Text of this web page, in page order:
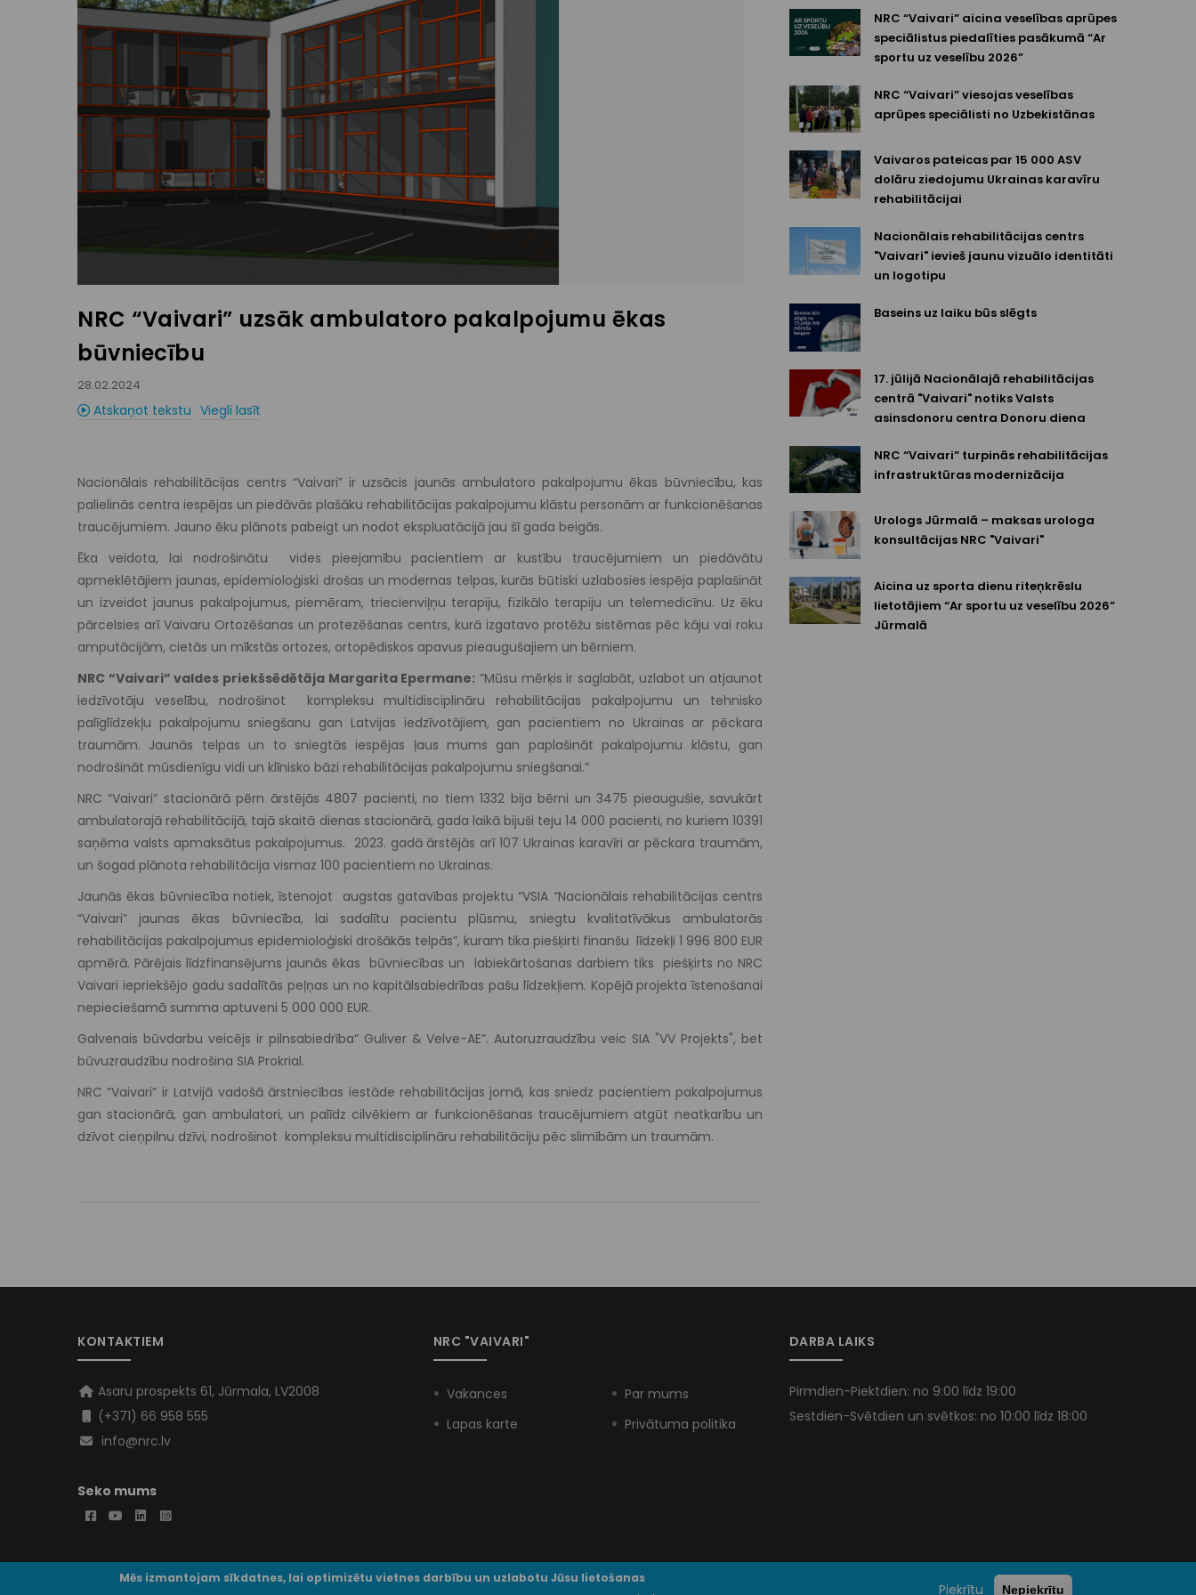
NRC “Vaivari” uzsāk ambulatoro pakalpojumu ēkas
būvniecību
28.02.2024
Atskaņot tekstu Viegli lasīt
Nacionālais rehabilitācijas centrs “Vaivari” ir uzsācis jaunās ambulatoro pakalpojumu ēkas būvniecību, kas
palielinās centra iespējas un piedāvās plašāku rehabilitācijas pakalpojumu klāstu personām ar funkcionēšanas
traucējumiem. Jauno ēku plānots pabeigt un nodot ekspluatācijā jau šī gada beigās.
Ēka veidota, lai nodrošinātu vides pieejamību pacientiem ar kustību traucējumiem un piedāvātu
apmeklētājiem jaunas, epidemioloģiski drošas un modernas telpas, kurās būtiski uzlabosies iespēja paplašināt
un izveidot jaunus pakalpojumus, piemēram, triecienviļņu terapiju, fizikālo terapiju un telemedicīnu. Uz ēku
pārcelsies arī Vaivaru Ortozēšanas un protezēšanas centrs, kurā izgatavo protēžu sistēmas pēc kāju vai roku
amputācijām, cietās un mīkstās ortozes, ortopēdiskos apavus pieaugušajiem un bērniem.
NRC “Vaivari” valdes priekšsēdētāja Margarita Epermane: ”Mūsu mērķis ir saglabāt, uzlabot un atjaunot
iedzīvotāju veselību, nodrošinot kompleksu multidisciplināru rehabilitācijas pakalpojumu un tehnisko
palīglīdzekļu pakalpojumu sniegšanu gan Latvijas iedzīvotājiem, gan pacientiem no Ukrainas ar pēckara
traumām. Jaunās telpas un to sniegtās iespējas ļaus mums gan paplašināt pakalpojumu klāstu, gan
nodrošināt mūsdienīgu vidi un klīnisko bāzi rehabilitācijas pakalpojumu sniegšanai.”
NRC “Vaivari” stacionārā pērn ārstējās 4807 pacienti, no tiem 1332 bija bērni un 3475 pieaugušie, savukārt
ambulatorajā rehabilitācijā, tajā skaitā dienas stacionārā, gada laikā bijuši teju 14 000 pacienti, no kuriem 10391
saņēma valsts apmaksātus pakalpojumus. 2023. gadā ārstējās arī 107 Ukrainas karavīri ar pēckara traumām,
un šogad plānota rehabilitācija vismaz 100 pacientiem no Ukrainas.
Jaunās ēkas būvniecība notiek, īstenojot augstas gatavības projektu “VSIA “Nacionālais rehabilitācijas centrs
“Vaivari” jaunas ēkas būvniecība, lai sadalītu pacientu plūsmu, sniegtu kvalitatīvākus ambulatorās
rehabilitācijas pakalpojumus epidemioloģiski drošākās telpās”, kuram tika piešķirti finanšu līdzekļi 1 996 800 EUR
apmērā. Pārējais līdzfinansējums jaunās ēkas būvniecības un labiekārtošanas darbiem tiks piešķirts no NRC
Vaivari iepriekšējo gadu sadalītās peļņas un no kapitālsabiedrības pašu līdzekļiem. Kopējā projekta īstenošanai
nepieciešamā summa aptuveni 5 000 000 EUR.
Galvenais būvdarbu veicējs ir pilnsabiedrība” Guliver & Velve-AE”. Autoruzraudzību veic SIA "VV Projekts", bet
būvuzraudzību nodrošina SIA Prokrial.
NRC “Vaivari” ir Latvijā vadošā ārstniecības iestāde rehabilitācijas jomā, kas sniedz pacientiem pakalpojumus
gan stacionārā, gan ambulatori, un palīdz cilvēkiem ar funkcionēšanas traucējumiem atgūt neatkarību un
dzīvot cieņpilnu dzīvi, nodrošinot kompleksu multidisciplināru rehabilitāciju pēc slimībām un traumām.
NRC “Vaivari” aicina veselības aprūpes
speciālistus piedalīties pasākumā “Ar
sportu uz veselību 2026”
NRC “Vaivari” viesojas veselības
aprūpes speciālisti no Uzbekistānas
Vaivaros pateicas par 15 000 ASV
dolāru ziedojumu Ukrainas karavīru
rehabilitācijai
Nacionālais rehabilitācijas centrs
"Vaivari" ievieš jaunu vizuālo identitāti
un logotipu
Baseins uz laiku būs slēgts
17. jūlijā Nacionālajā rehabilitācijas
centrā "Vaivari" notiks Valsts
asinsdonoru centra Donoru diena
NRC “Vaivari” turpinās rehabilitācijas
infrastruktūras modernizācija
Urologs Jūrmalā – maksas urologa
konsultācijas NRC "Vaivari"
Aicina uz sporta dienu riteņkrēslu
lietotājiem “Ar sportu uz veselību 2026”
Jūrmalā
KONTAKTIEM
Asaru prospekts 61, Jūrmala, LV2008
(+371) 66 958 555
info@nrc.lv
Seko mums
NRC "VAIVARI"
Vakances
Lapas karte
Par mums
Privātuma politika
DARBA LAIKS
Pirmdien-Piektdien: no 9:00 līdz 19:00
Sestdien-Svētdien un svētkos: no 10:00 līdz 18:00
Mēs izmantojam sīkdatnes, lai optimizētu vietnes darbību un uzlabotu Jūsu lietošanas
Piekrītu Nepiekrītu